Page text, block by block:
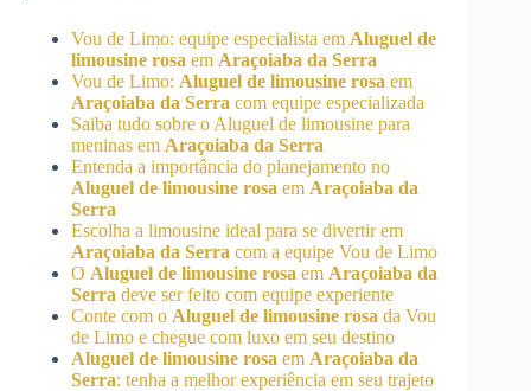
Vou de Limo: equipe especialista em Aluguel de
limousine rosa em Araçoiaba da Serra
Vou de Limo: Aluguel de limousine rosa em
Araçoiaba da Serra com equipe especializada
Saiba tudo sobre o Aluguel de limousine para
meninas em Araçoiaba da Serra
Entenda a importância do planejamento no
Aluguel de limousine rosa em Araçoiaba da
Serra
Escolha a limousine ideal para se divertir em
Araçoiaba da Serra com a equipe Vou de Limo
O Aluguel de limousine rosa em Araçoiaba da
Serra deve ser feito com equipe experiente
Conte com o Aluguel de limousine rosa da Vou
de Limo e chegue com luxo em seu destino
Aluguel de limousine rosa em Araçoiaba da
Serra: tenha a melhor experiência em seu trajeto